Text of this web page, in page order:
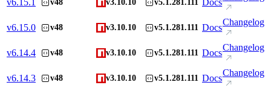
v48 v3.10.10 v5.1.281.111
v6.15.0 v48 v3.10.10 v5.1.281.111 Docs
Changelog
v6.14.4 v48 v3.10.10 v5.1.281.111 Docs
Changelog
v6.14.3 v48 v3.10.10 v5.1.281.111 Docs
Changelog